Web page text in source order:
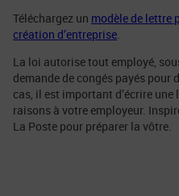
Téléchargez un modèle de lettre
création d’entreprise.
La loi autorise tout employé,
demande de congés payés pour
cas, il est important d’écrire
raisons à votre employeur.
La Poste pour préparer la vôtre.